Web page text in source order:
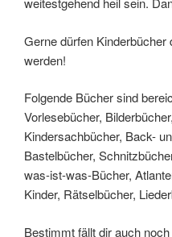
Gerne dürfen
werden!
Folgende Bücher sind
Vorlesebücher,
Kindersachbücher, Back-
Bastelbücher,
was-ist-was-Bücher,
Kinder, Rätselbücher,
Bestimmt fällt dir auch